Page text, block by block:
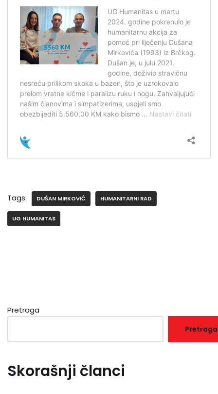
Tags: DUŠAN MIRKOVIĆ HUMANITARNI RAD
UG HUMANITAS
Pretraga
Pretraga
Skorašnji članci